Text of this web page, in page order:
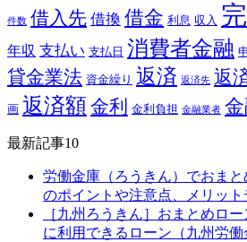
件数 借入先 借換 借金 利息 収入
年収 支払い 支払日 消費者金融
貸金業法 資金繰り 返済 返済先 返
画 返済額 金利 金利負担 金融業者
最新記事10
労働金庫（ろうきん）でおま
のポイントや注意点、メリッ
［九州ろうきん］おまとめロ
に利用できるローン（九州労